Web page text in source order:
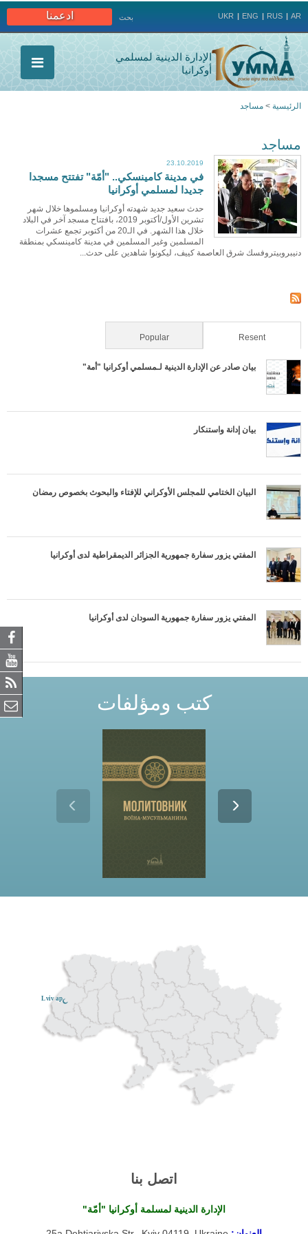
ادعمنا بحث UKR ENG RUS AR
الإدارة الدينية لمسلمي
أوكرانيا
هنا
الرئيسية > مساجد
مساجد
23.10.2019
في مدينة كامينسكي.. "أمّة" تفتتح مسجدا
جديدا لمسلمي أوكرانيا
حدث سعيد جديد شهدته أوكرانيا ومسلموها خلال شهر
تشرين الأول/أكتوبر 2019، بافتتاح مسجد آخر في البلاد
خلال هذا الشهر. في الـ20 من أكتوبر تجمع عشرات
المسلمين وغير المسلمين في مدينة كامينسكي بمنطقة
دنيبروبيتروفسك شرق العاصمة كييف، ليكونوا شاهدين على حدث...
Resent
Popular
بيان صادر عن الإدارة الدينية لـمسلمي أوكرانيا "أمة"
بيان إدانة واستنكار
البيان الختامي للمجلس الأوكراني للإفتاء والبحوث بخصوص رمضان
المفتي يزور سفارة جمهورية الجزائر الديمقراطية لدى أوكرانيا
المفتي يزور سفارة جمهورية السودان لدى أوكرانيا
كتب ومؤلفات
Lviv ар
اتصل بنا
الإدارة الدينية لمسلمة أوكرانيا "أمّة"